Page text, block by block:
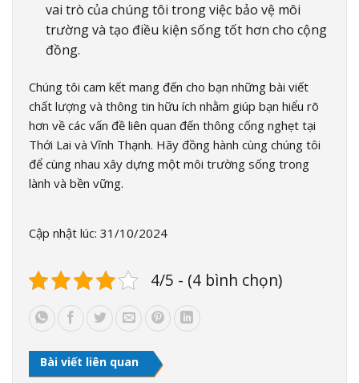
vai trò của chúng tôi trong việc bảo vệ môi
trường và tạo điều kiện sống tốt hơn cho cộng
đồng.
Chúng tôi cam kết mang đến cho bạn những bài viết
chất lượng và thông tin hữu ích nhằm giúp bạn hiểu rõ
hơn về các vấn đề liên quan đến thông cống nghẹt tại
Thới Lai và Vĩnh Thạnh. Hãy đồng hành cùng chúng tôi
để cùng nhau xây dựng một môi trường sống trong
lành và bền vững.
Cập nhật lúc: 31/10/2024
4/5 - (4 bình chọn)
Bài viết liên quan